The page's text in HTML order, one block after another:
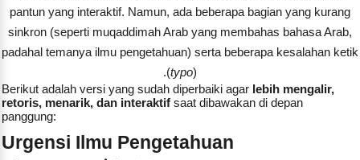
pantun yang interaktif. Namun, ada beberapa bagian yang kurang
sinkron (seperti muqaddimah Arab yang membahas bahasa Arab,
padahal temanya ilmu pengetahuan) serta beberapa kesalahan ketik
(typo).
Berikut adalah versi yang sudah diperbaiki agar lebih mengalir,
retoris, menarik, dan interaktif saat dibawakan di depan
panggung:
Urgensi Ilmu Pengetahuan